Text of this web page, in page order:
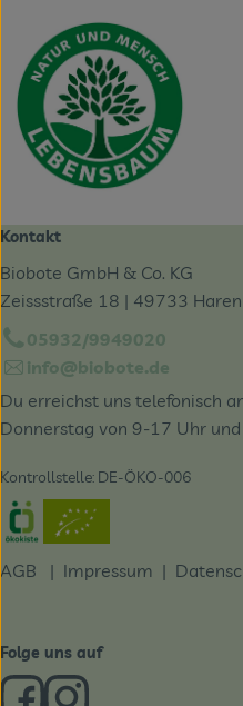
Kontakt
Biobote GmbH & Co. KG
Zeissstraße 18 | 49733 Haren
05932/9949020
info@biobote.de
Du erreichst uns telefonisch
Donnerstag von 9-17 Uhr
Kontrollstelle: DE-ÖKO-006
Externer Link zu https://
AGB | Impressum |
Folge uns auf
Externer Link zu https://
Externer Link zu